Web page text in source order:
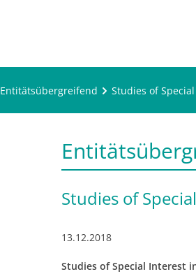
Entitätsübergreifend Studies of
Studies of
13.12.2018
Studies of Special Interest